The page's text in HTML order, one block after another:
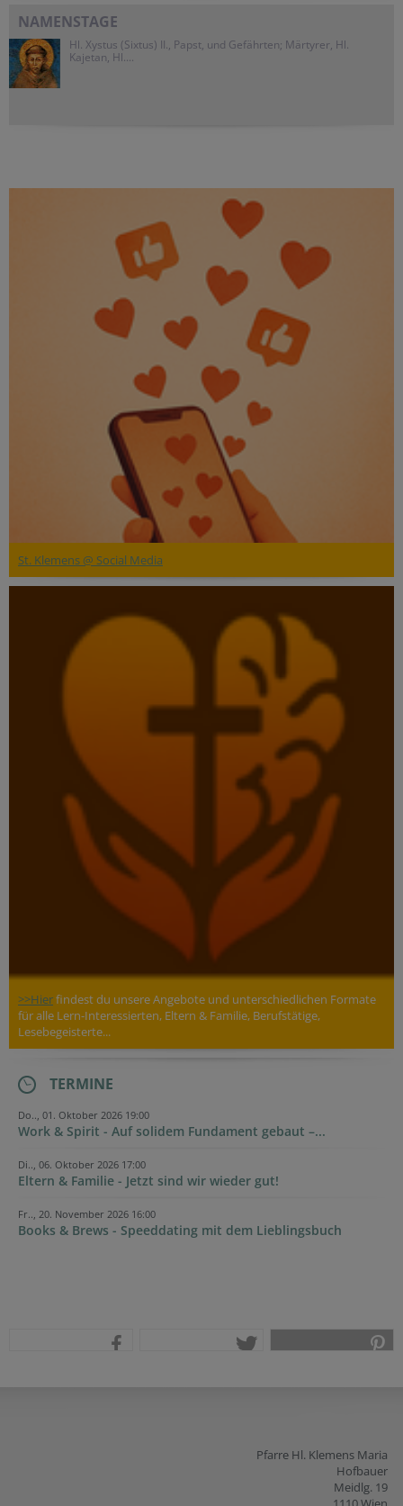
NAMENSTAGE
Hl. Xystus (Sixtus) II., Papst, und Gefährten; Märtyrer, Hl.
Kajetan, Hl....
St. Klemens @ Social Media
>>Hierfindest du unsere Angebote und unterschiedlichen Formate
für alle Lern-Interessierten, Eltern & Familie, Berufstätige,
Lesebegeisterte...
TERMINE
Do.., 01. Oktober 2026 19:00
Work & Spirit - Auf solidem Fundament gebaut –...
Di.., 06. Oktober 2026 17:00
Eltern & Familie - Jetzt sind wir wieder gut!
Fr.., 20. November 2026 16:00
Books & Brews - Speeddating mit dem Lieblingsbuch
Pfarre Hl. Klemens Maria
Hofbauer
Meidlg. 19